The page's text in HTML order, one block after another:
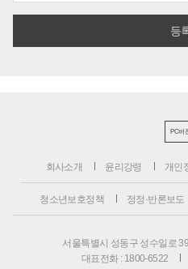
PC버
회사소개 윤리강령 개인
청소년보호정책 정정·반론보도
서울특별시 성동구 성수일로
대표전화 : 1800-6522